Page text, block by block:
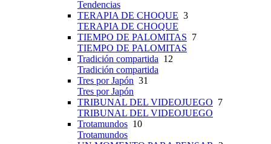
Tendencias
TERAPIA DE CHOQUE 3
TERAPIA DE CHOQUE
TIEMPO DE PALOMITAS 7
TIEMPO DE PALOMITAS
Tradición compartida 12
Tradición compartida
Tres por Japón 31
Tres por Japón
TRIBUNAL DEL VIDEOJUEGO 7
TRIBUNAL DEL VIDEOJUEGO
Trotamundos 10
Trotamundos